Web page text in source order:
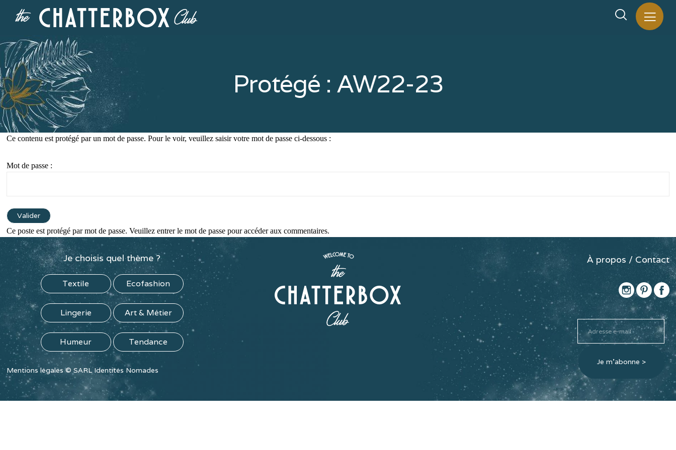
Protégé : AW22-23
Ce contenu est protégé par un mot de passe. Pour le voir, veuillez saisir votre mot de passe ci-dessous :
Mot de passe :
Ce poste est protégé par mot de passe. Veuillez entrer le mot de passe pour accéder aux commentaires.
Je choisis quel thème ?
Textile Ecofashion
Lingerie Art & Métier
Humeur Tendance
Mentions légales©SARL Identités Nomades
À propos / Contact
Adresse
e-
mail
Je m'abonne >